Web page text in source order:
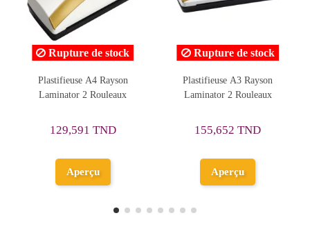
Rupture de stock
Plastifieuse A3 Rayson
Laminator 2 Rouleaux
155,652 TND
Rupture de
Plastifieuse A3
Metal- Réf. 320